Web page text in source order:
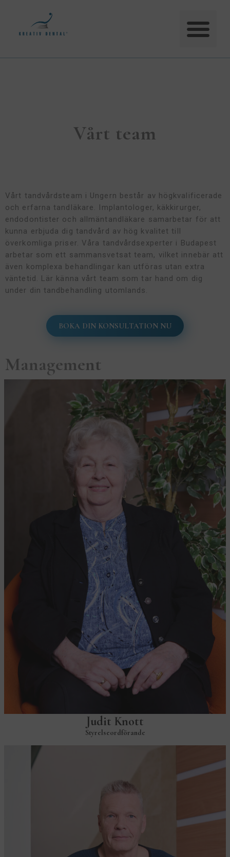
Vårt team
Vårt tandvårdsteam i Ungern består av högkvalificerade
och erfarna tandläkare. Implantologer, käkkirurger,
endodontister och allmäntandläkare samarbetar för att
kunna erbjuda dig tandvård av hög kvalitet till
överkomliga priser. Våra tandvårdsexperter i Budapest
arbetar som ett sammansvetsat team, vilket innebär att
även komplexa behandlingar kan utföras utan extra
väntetid. Lär känna vårt team som tar hand om dig
under din tandbehandling utomlands.
BOKA DIN KONSULTATION NU
Management
Judit Knott
Styrelseordförande